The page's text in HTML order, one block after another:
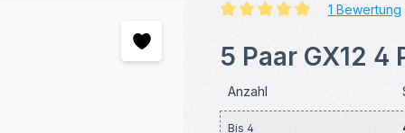
1 Bewertung
5 Paar GX12 4
Anzahl
Bis 4